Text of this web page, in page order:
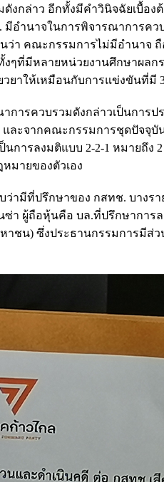
งกล่าว อีกทั้งมีคำวินิจฉัยเบื้อง
อำนาจในการพิจารณาการคว
า คณะกรรมการไม่มีอำนาจ ถือ
ๆที่มีหลายหน่วยงานศึกษาผลก
ยาให้เหมือนกับการแข่งขันที่มี
ารควบรวมดังกล่าวเป็นการป
ละจากคณะกรรมการชุดปัจจุบั
การลงมติแบบ 2-2-1 หมายถึง
มายของตัวเอง
มีที่ปรึกษาของ กสทช. บางรา
ผู้ถือหุ้นคือ บล.ที่ปรึกษาการล
าชน) ซึ่งประธานกรรมการมีส่